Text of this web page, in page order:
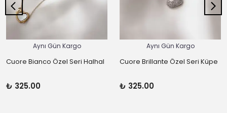
Aynı Gün Kargo
Cuore Bianco Özel Seri Halhal
₺ 325.00
Aynı Gün Kargo
Cuore Brillante Özel Seri Küpe
₺ 325.00